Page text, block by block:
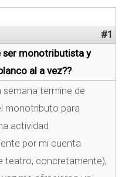
#1
ser monotributista y
al a vez??
semana termine de
monotributo para
actividad
por mi cuenta
teatro, concretamente),